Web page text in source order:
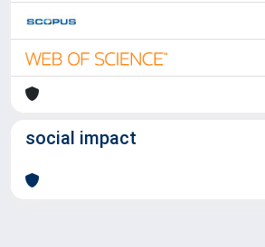
social impact